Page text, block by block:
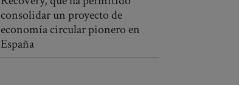
consolidar un proyecto de
economía circular pionero en
España